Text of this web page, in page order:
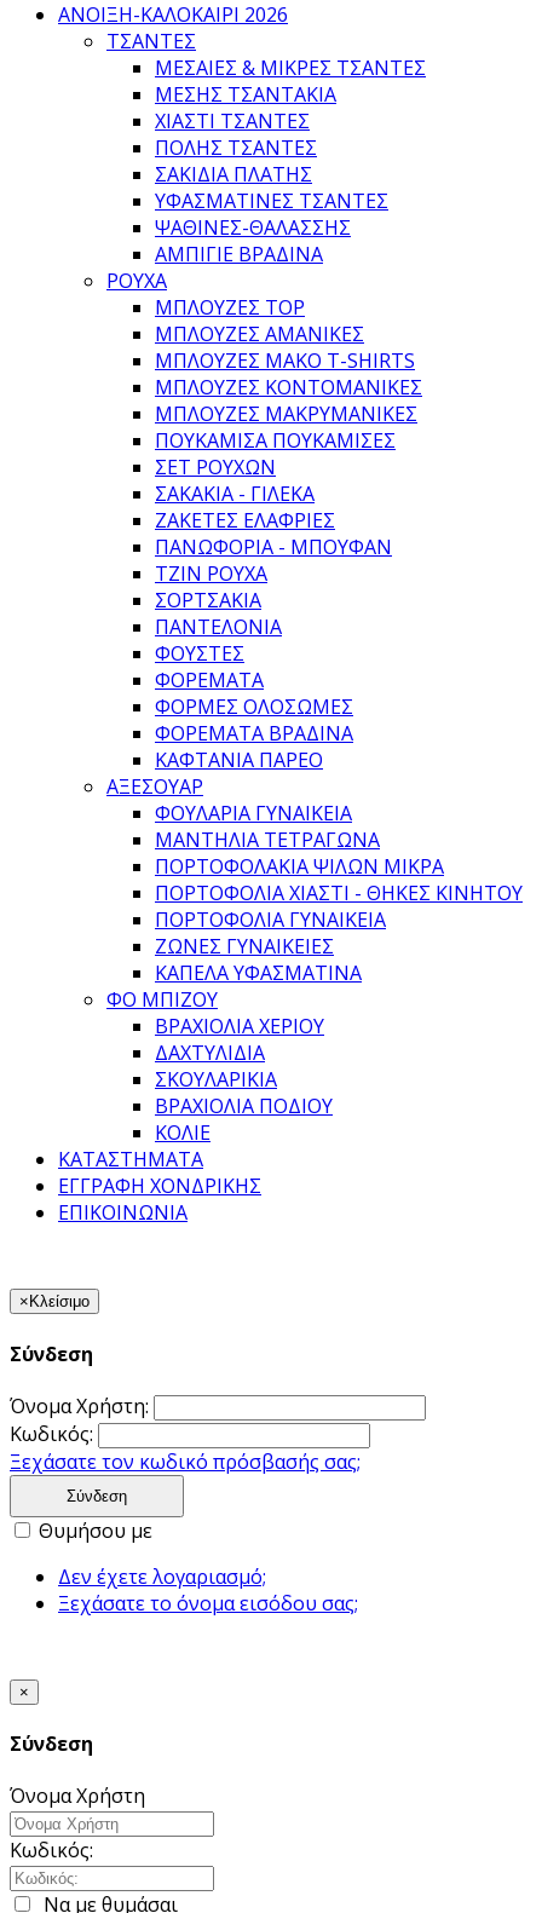
ΑΝΟΙΞΗ-ΚΑΛΟΚΑΙΡΙ 2026
ΤΣΑΝΤΕΣ
ΜΕΣΑΊΕΣ & ΜΙΚΡΈΣ ΤΣΆΝΤΕΣ
ΜΈΣΗΣ ΤΣΑΝΤΆΚΙΑ
ΧΙΑΣΤΊ ΤΣΆΝΤΕΣ
ΠΌΛΗΣ ΤΣΆΝΤΕΣ
ΣΑΚΊΔΙΑ ΠΛΆΤΗΣ
ΥΦΑΣΜΆΤΙΝΕΣ ΤΣΆΝΤΕΣ
ΨΆΘΙΝΕΣ-ΘΑΛΆΣΣΗΣ
ΑΜΠΙΓΙΈ ΒΡΑΔΙΝΆ
ΡΟΥΧΑ
ΜΠΛΟΎΖΕΣ TOP
ΜΠΛΟΎΖΕΣ ΑΜΆΝΙΚΕΣ
ΜΠΛΟΎΖΕΣ ΜΑΚΌ T-SHIRTS
ΜΠΛΟΎΖΕΣ ΚΟΝΤΟΜΆΝΙΚΕΣ
ΜΠΛΟΎΖΕΣ ΜΑΚΡΥΜΆΝΙΚΕΣ
ΠΟΥΚΆΜΙΣΑ ΠΟΥΚΑΜΊΣΕΣ
ΣΕΤ ΡΟΎΧΩΝ
ΣΑΚΆΚΙΑ - ΓΙΛΈΚΑ
ΖΑΚΈΤΕΣ ΕΛΑΦΡΙΈΣ
ΠΑΝΩΦΌΡΙΑ - ΜΠΟΥΦΆΝ
ΤΖΙΝ ΡΟΎΧΑ
ΣΟΡΤΣΆΚΙΑ
ΠΑΝΤΕΛΌΝΙΑ
ΦΟΎΣΤΕΣ
ΦΟΡΈΜΑΤΑ
ΦΌΡΜΕΣ ΟΛΌΣΩΜΕΣ
ΦΟΡΈΜΑΤΑ ΒΡΑΔΙΝΆ
ΚΑΦΤΆΝΙΑ ΠΑΡΕΌ
ΑΞΕΣΟΥΑΡ
ΦΟΥΛΆΡΙΑ ΓΥΝΑΙΚΕΊΑ
ΜΑΝΤΉΛΙΑ ΤΕΤΡΆΓΩΝΑ
ΠΟΡΤΟΦΟΛΆΚΙΑ ΨΙΛΏΝ ΜΙΚΡΆ
ΠΟΡΤΟΦΌΛΙΑ ΧΙΑΣΤΊ - ΘΉΚΕΣ ΚΙΝΗΤΟΎ
ΠΟΡΤΟΦΌΛΙΑ ΓΥΝΑΙΚΕΊΑ
ΖΏΝΕΣ ΓΥΝΑΙΚΕΊΕΣ
ΚΑΠΈΛΑ ΥΦΑΣΜΆΤΙΝΑ
ΦΟ ΜΠΙΖΟΥ
ΒΡΑΧΙΌΛΙΑ ΧΕΡΙΟΎ
ΔΑΧΤΥΛΊΔΙΑ
ΣΚΟΥΛΑΡΊΚΙΑ
ΒΡΑΧΙΌΛΙΑ ΠΟΔΙΟΎ
ΚΟΛΙΈ
ΚΑΤΑΣΤΉΜΑΤΑ
ΕΓΓΡΑΦΉ ΧΟΝΔΡΙΚΉΣ
ΕΠΙΚΟΙΝΩΝΊΑ
× Κλείσιμο
Σύνδεση
Όνομα Χρήστη:
Κωδικός:
Ξεχάσατε τον κωδικό πρόσβασής σας;
Σύνδεση
Θυμήσου με
Δεν έχετε λογαριασμό;
Ξεχάσατε το όνομα εισόδου σας;
×
Σύνδεση
Όνομα Χρήστη
Κωδικός:
Να με θυμάσαι